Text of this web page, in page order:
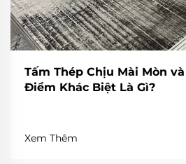
Tấm Thép Chịu Mài Mòn
Điểm Khác Biệt Là Gì?
Xem Thêm